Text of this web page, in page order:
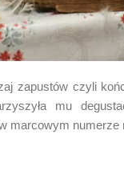
zapustów czyli
mu
marcowym